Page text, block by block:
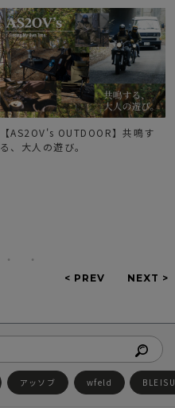
【AS2OV's OUTDOOR】共鳴す
る、大人の遊び。
アッソブ wfeld